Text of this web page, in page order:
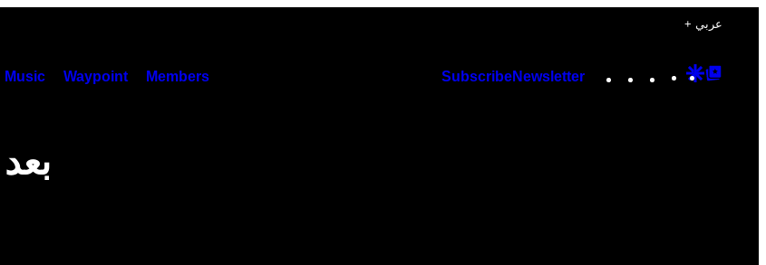
+ عربي
Music Waypoint Members SubscribeNewsletter Instagram
TikTok
YouTube
Google